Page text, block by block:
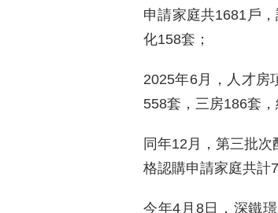
申請家庭共1681戶
化158套；
2025年6月，人才房
558套，三房186套
同年12月，第三批
格認購申請家庭共計
今年4月8日，深鐵